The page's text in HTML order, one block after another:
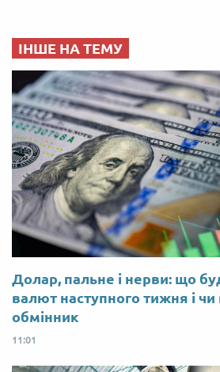
ІНШЕ НА ТЕМУ
Долар, пальне і нерви: що
валют наступного тижня і чи
обмінник
11:01